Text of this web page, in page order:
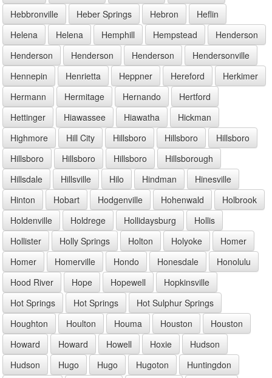
Hebbronville
Heber Springs Hebron
Heflin
Helena
Helena Hemphill Hempstead
Henderson
Henderson
Henderson Henderson
Hendersonville
Hennepin
Henrietta Heppner Hereford
Herkimer
Hermann
Hermitage Hernando
Hertford
Hettinger
Hiawassee Hiawatha
Hickman
Highmore
Hill City Hillsboro Hillsboro
Hillsboro
Hillsboro
Hillsboro Hillsboro
Hillsborough
Hillsdale
Hillsville Hilo Hindman
Hinesville
Hinton
Hobart Hodgenville Hohenwald
Holbrook
Holdenville
Holdrege Hollidaysburg
Hollis
Hollister
Holly Springs Holton Holyoke
Homer
Homer
Homerville Hondo Honesdale
Honolulu
Hood River
Hope Hopewell
Hopkinsville
Hot Springs
Hot Springs
Hot Sulphur Springs
Houghton
Houlton Houma Houston
Houston
Howard
Howard Howell Hoxie
Hudson
Hudson
Hugo Hugo Hugoton
Huntingdon